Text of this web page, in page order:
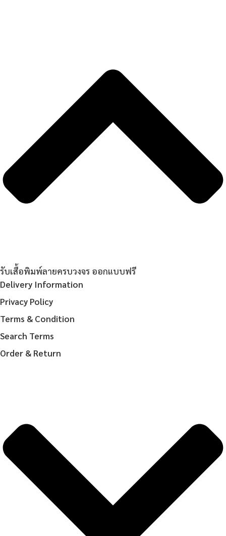
รับเสื้อพิมพ์ลายครบวงจร ออกแบบฟรี
Delivery Information
Privacy Policy
Terms & Condition
Search Terms
Order & Return